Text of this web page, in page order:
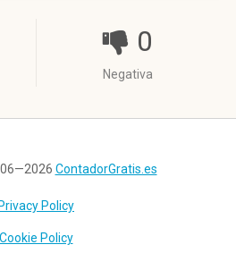
0
Negativa
ContadorGratis.es
Privacy Policy
Cookie Policy